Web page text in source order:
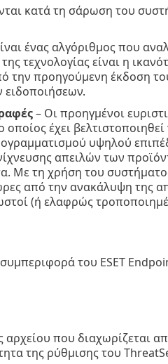
κατά τη σάρωση του
ένας αλγόριθμος που
τεχνολογίας είναι η
προηγούμενη έκδοση
ειδοποιήσεων.
– Οι προηγμένοι
έχει
υψηλού
απειλών των
Με τη χρήση του
από την ανακάλυψη της
(ή ελαφρώς
του ESET
που διαχωρίζεται
της ρύθμισης του